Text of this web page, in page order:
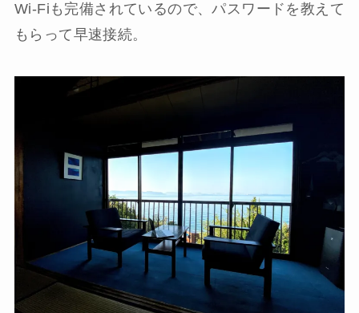
Wi-Fiも完備されているので、パスワードを教えて
もらって早速接続。